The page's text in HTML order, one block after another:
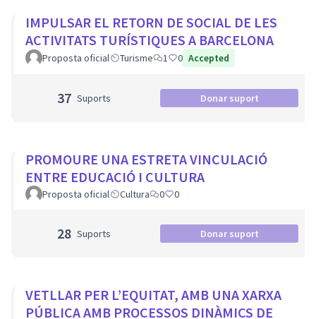
IMPULSAR EL RETORN DE SOCIAL DE LES
ACTIVITATS TURÍSTIQUES A BARCELONA
Proposta oficial Turisme 1 0 Accepted
37 Suports Donar suport
PROMOURE UNA ESTRETA VINCULACIÓ
ENTRE EDUCACIÓ I CULTURA
Proposta oficial Cultura 0 0
28 Suports Donar suport
VETLLAR PER L’EQUITAT, AMB UNA XARXA
PÚBLICA AMB PROCESSOS DINÀMICS DE